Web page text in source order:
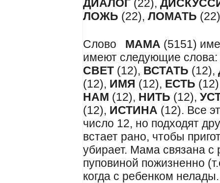
ДИАЛОГ (22),
ЛОЖЬ (22), ЛОМАТЬ
Слово МАМА (5151)
имеют следующие слова:
СВЕТ (12), ВСТАТЬ (12),
(12), ИМЯ (12), ЕСТЬ
НАМ (12), НИТЬ (12),
(12), ИСТИНА (12). Все
число 12, но подходят
встает рано, чтобы
убирает. Мама связана с
пуповиной пожизненно
когда с ребенком нелады.